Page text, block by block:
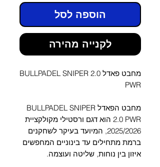
הוספה לסל
לקנייה מהירה
מחבט פאדל BULLPADEL SNIPER 2.0
PWR
מחבט הפאדל BULLPADEL SNIPER
2.0 PWR הוא דגם ורסטילי מקולקציית
2025/2026, המיועד בעיקר לשחקנים
ברמת מתחילים עד בינוניים המחפשים
איזון בין נוחות, שליטה ועוצמה.